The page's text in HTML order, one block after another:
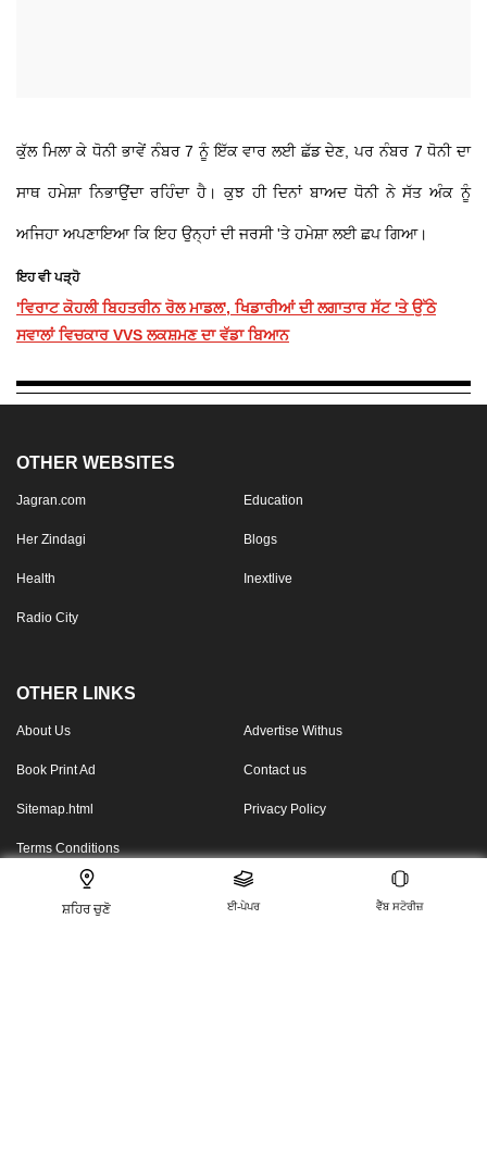
ਸ਼ਹਿਰ ਚੁਣੋ ਈ-ਪੇਪਰ ਵੈੱਬ ਸਟੋਰੀਜ਼
ਕੁੱਲ ਮਿਲਾ ਕੇ ਧੋਨੀ ਭਾਵੇਂ ਨੰਬਰ 7 ਨੂੰ ਇੱਕ ਵਾਰ ਲਈ ਛੱਡ ਦੇਣ, ਪਰ ਨੰਬਰ 7 ਧੋਨੀ ਦਾ
ਸਾਥ ਹਮੇਸ਼ਾ ਨਿਭਾਉਂਦਾ ਰਹਿੰਦਾ ਹੈ। ਕੁਝ ਹੀ ਦਿਨਾਂ ਬਾਅਦ ਧੋਨੀ ਨੇ ਸੱਤ ਅੰਕ ਨੂੰ
ਅਜਿਹਾ ਅਪਣਾਇਆ ਕਿ ਇਹ ਉਨ੍ਹਾਂ ਦੀ ਜਰਸੀ 'ਤੇ ਹਮੇਸ਼ਾ ਲਈ ਛਪ ਗਿਆ।
ਇਹ ਵੀ ਪੜ੍ਹੋ
'ਵਿਰਾਟ ਕੋਹਲੀ ਬਿਹਤਰੀਨ ਰੋਲ ਮਾਡਲ', ਖਿਡਾਰੀਆਂ ਦੀ ਲਗਾਤਾਰ ਸੱਟ 'ਤੇ ਉੱਠੇ
ਸਵਾਲਾਂ ਵਿਚਕਾਰ VVS ਲਕਸ਼ਮਣ ਦਾ ਵੱਡਾ ਬਿਆਨ
OTHER WEBSITES
Jagran.com Education
Her Zindagi Blogs
Health Inextlive
Radio City
OTHER LINKS
About Us Advertise Withus
Book Print Ad Contact us
Sitemap.html Privacy Policy
Terms Conditions